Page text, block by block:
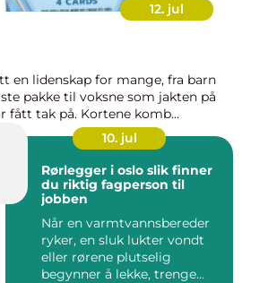
12. jul
en lidenskap for mange, fra barn
pakke til voksne som jakten på
fått tak på. Kortene komb...
10. jul
Rørlegger i oslo slik finner
du riktig fagperson til
jobben
Når en varmtvannsbereder
ryker, en sluk lukter vondt
eller rørene plutselig
begynner å lekke, trenge...